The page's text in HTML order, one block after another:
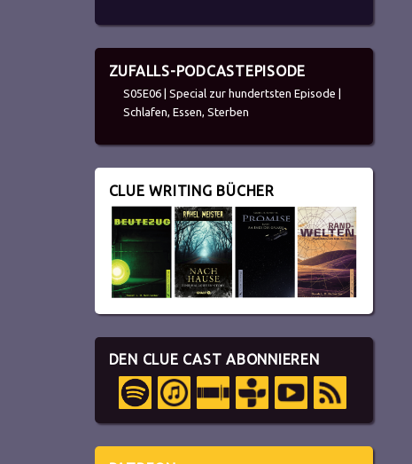
ZUFALLS-PODCASTEPISODE
S05E06 | Special zur hundertsten Episode |
Schlafen, Essen, Sterben
CLUE WRITING BÜCHER
DEN CLUE CAST ABONNIEREN